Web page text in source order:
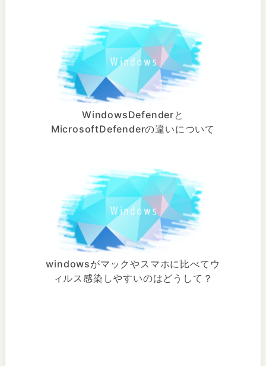
WindowsDefenderと
MicrosoftDefenderの違いについて
windowsがマックやスマホに比べてウ
ィルス感染しやすいのはどうして？